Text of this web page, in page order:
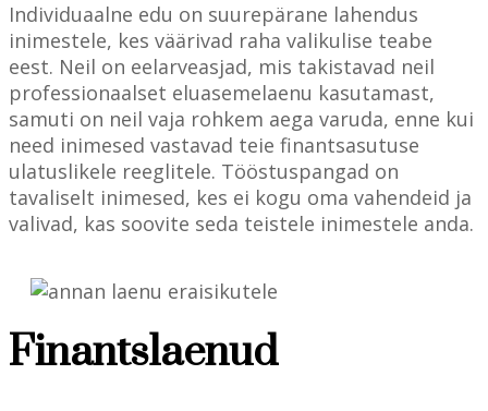
Individuaalne edu on suurepärane lahendus
inimestele, kes väärivad raha valikulise teabe
eest. Neil on eelarveasjad, mis takistavad neil
professionaalset eluasemelaenu kasutamast,
samuti on neil vaja rohkem aega varuda, enne kui
need inimesed vastavad teie finantsasutuse
ulatuslikele reeglitele. Tööstuspangad on
tavaliselt inimesed, kes ei kogu oma vahendeid ja
valivad, kas soovite seda teistele inimestele anda.
Finantslaenud